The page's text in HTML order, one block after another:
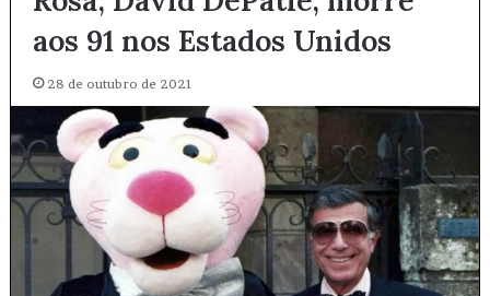
aos 91 nos Estados Unidos
28 de outubro de 2021